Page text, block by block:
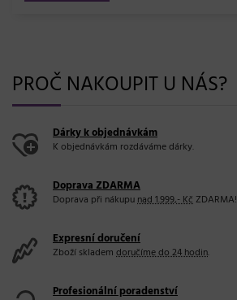
PROČ NAKOUPIT U NÁS?
Dárky k objednávkám
K objednávkám rozdáváme dárky.
Doprava ZDARMA
Doprava při nákupunad 1.999,- KčZDARMA!
Expresní doručení
Zboží skladem doručíme do 24 hodin.
Profesionální poradenství